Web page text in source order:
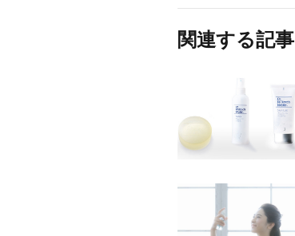
関連する記事